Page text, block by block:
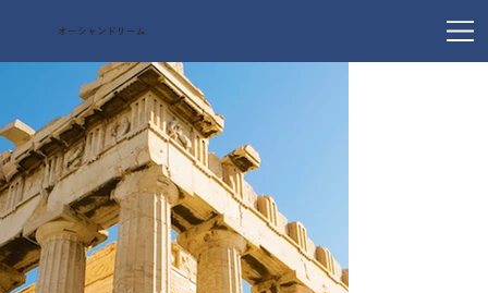
オーシャンドリーム